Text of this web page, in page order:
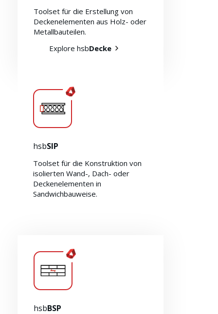
Über uns
Toolset für die Erstellung von
Deckenelementen aus Holz- oder
Metallbauteilen.
Explore hsbDecke
hsbSIP
Toolset für die Konstruktion von
isolierten Wand-, Dach- oder
Deckenelementen in
Sandwichbauweise.
hsbBSP